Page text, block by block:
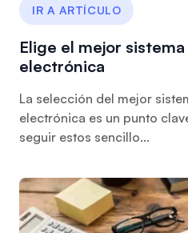
IR A ARTÍCULO
Elige el mejor
electrónica
La selección del mejor
electrónica es un punto
seguir estos sencillo...